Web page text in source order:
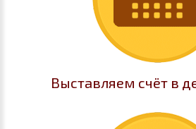
Выставляем счёт в